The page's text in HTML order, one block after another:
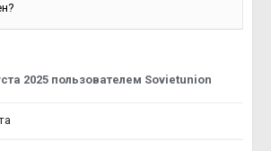
2025 пользователем Sovietunion